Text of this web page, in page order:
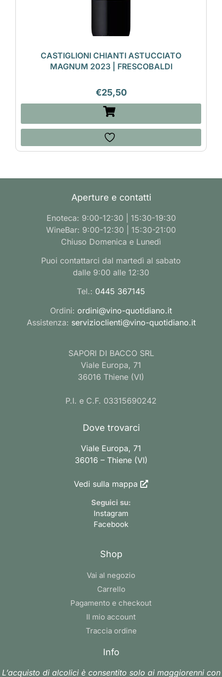
CASTIGLIONI CHIANTI ASTUCCIATO
MAGNUM 2023 | FRESCOBALDI
€25,50
Aperture e contatti
Enoteca: 9:00-12:30 | 15:30-19:30
WineBar: 9:00-12:30 | 15:30-21:00
Chiuso Domenica e Lunedì
Puoi contattarci dal martedì al sabato
dalle 9:00 alle 12:30
Tel.: 0445 367145
Ordini: ordini@vino-quotidiano.it
Assistenza: servizioclienti@vino-quotidiano.it
SAPORI DI BACCO SRL
Viale Europa, 71
36016 Thiene (VI)
P.I. e C.F. 03315690242
Dove trovarci
Viale Europa, 71
36016 – Thiene (VI)
Vedi sulla mappa
Seguici su:
Instagram
Facebook
Shop
Vai al negozio
Carrello
Pagamento e checkout
Il mio account
Traccia ordine
Info
L’acquisto di alcolici è consentito solo ai maggiorenni con